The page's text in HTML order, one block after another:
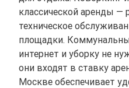
классической аренды —
техническое
площадки.
интернет и уборку не
они входят в ставку
Москве обеспечивает